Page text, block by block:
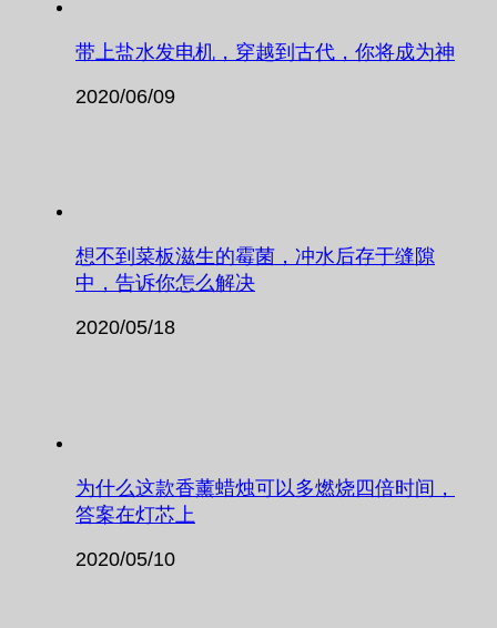
带上盐水发电机，穿越到古代，你将成为神
2020/06/09
想不到菜板滋生的霉菌，冲水后存于缝隙
中，告诉你怎么解决
2020/05/18
为什么这款香薰蜡烛可以多燃烧四倍时间，
答案在灯芯上
2020/05/10